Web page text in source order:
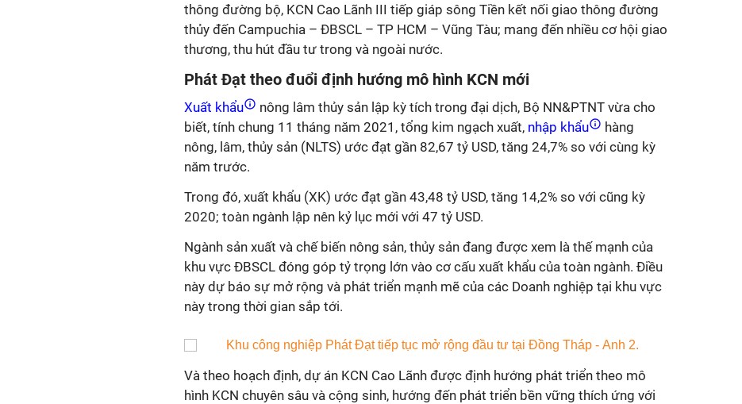
thông đường bộ, KCN Cao Lãnh III tiếp giáp sông Tiền kết nối giao thông đường
thủy đến Campuchia – ĐBSCL – TP HCM – Vũng Tàu; mang đến nhiều cơ hội giao
thương, thu hút đầu tư trong và ngoài nước.
Phát Đạt theo đuổi định hướng mô hình KCN mới
Xuất khẩu
nông lâm thủy sản lập kỳ tích trong đại dịch, Bộ NN&PTNT vừa cho
biết, tính chung 11 tháng năm 2021, tổng kim ngạch xuất, nhập khẩu
hàng
nông, lâm, thủy sản (NLTS) ước đạt gần 82,67 tỷ USD, tăng 24,7% so với cùng kỳ
năm trước.
Trong đó, xuất khẩu (XK) ước đạt gần 43,48 tỷ USD, tăng 14,2% so với cũng kỳ
2020; toàn ngành lập nên kỷ lục mới với 47 tỷ USD.
Ngành sản xuất và chế biến nông sản, thủy sản đang được xem là thế mạnh của
khu vực ĐBSCL đóng góp tỷ trọng lớn vào cơ cấu xuất khẩu của toàn ngành. Điều
này dự báo sự mở rộng và phát triển mạnh mẽ của các Doanh nghiệp tại khu vực
này trong thời gian sắp tới.
Và theo hoạch định, dự án KCN Cao Lãnh được định hướng phát triển theo mô
hình KCN chuyên sâu và cộng sinh, hướng đến phát triển bền vững thích ứng với